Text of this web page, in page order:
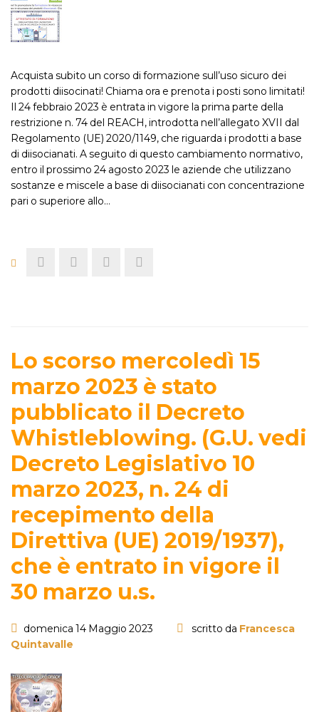
Acquista subito un corso di formazione sull’uso sicuro dei
prodotti diisocinati! Chiama ora e prenota i posti sono limitati!
Il 24 febbraio 2023 è entrata in vigore la prima parte della
restrizione n. 74 del REACH, introdotta nell’allegato XVII dal
Regolamento (UE) 2020/1149, che riguarda i prodotti a base
di diisocianati. A seguito di questo cambiamento normativo,
entro il prossimo 24 agosto 2023 le aziende che utilizzano
sostanze e miscele a base di diisocianati con concentrazione
pari o superiore allo…
Lo scorso mercoledì 15
marzo 2023 è stato
pubblicato il Decreto
Whistleblowing. (G.U. vedi
Decreto Legislativo 10
marzo 2023, n. 24 di
recepimento della
Direttiva (UE) 2019/1937),
che è entrato in vigore il
30 marzo u.s.
domenica 14 Maggio 2023 scritto da Francesca
Quintavalle